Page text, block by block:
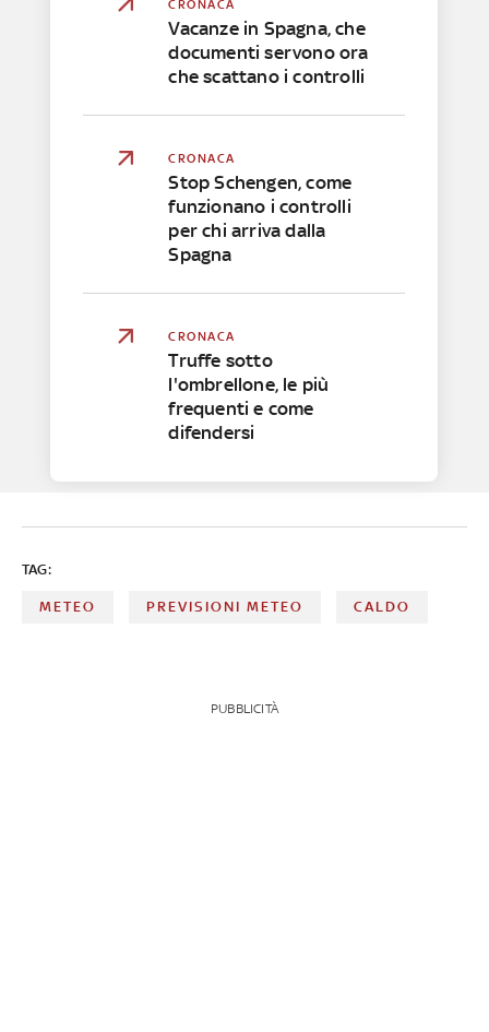
CRONACA
Vacanze in Spagna, che
documenti servono ora
che scattano i controlli
CRONACA
Stop Schengen, come
funzionano i controlli
per chi arriva dalla
Spagna
CRONACA
Truffe sotto
l'ombrellone, le più
frequenti e come
difendersi
TAG:
METEO PREVISIONI METEO CALDO
PUBBLICITÀ